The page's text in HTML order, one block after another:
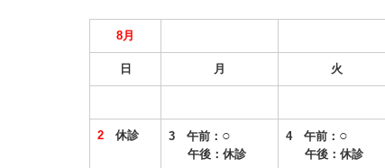
8月
日 月 火
2 休診 3 午前： ○
午後：休診
4 午前： ○
午後：休診